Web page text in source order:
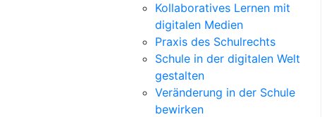
Kollaboratives Lernen mit
digitalen Medien
Praxis des Schulrechts
Schule in der digitalen Welt
gestalten
Veränderung in der Schule
bewirken